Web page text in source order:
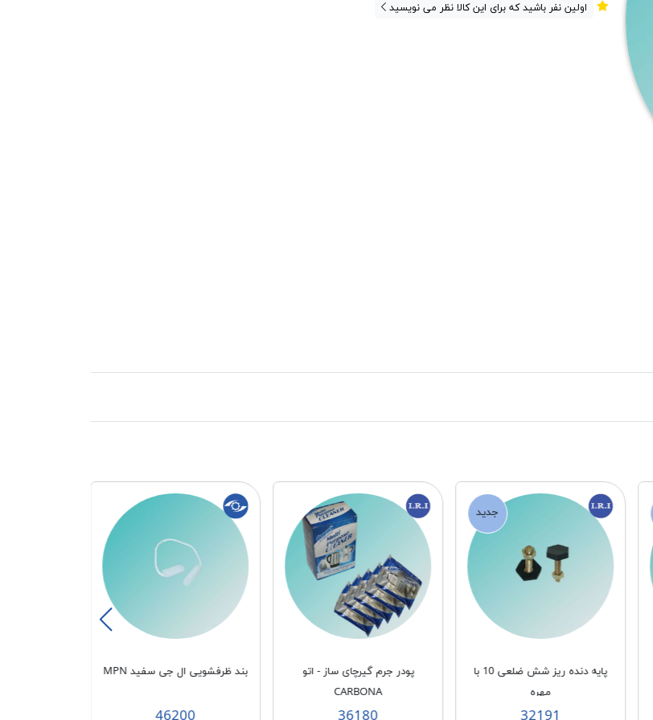
اولین نفر باشید که برای این کالا نظر می نویسید
جدید
پايه دنده ريز شش ضلعی 10 با
مهره
پودر جرم گیرچای ساز - اتو
CARBONA
بند ظرفشویی ال جی سفید MPN